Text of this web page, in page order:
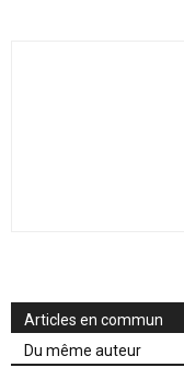
Articles en commun
Du même auteur